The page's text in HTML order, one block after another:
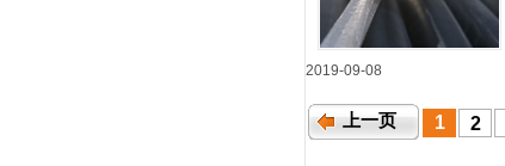
2019-09-08
上一页 1 2